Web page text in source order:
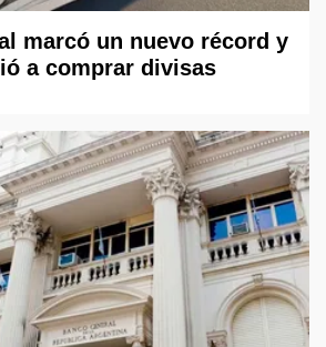
marcó un nuevo récord y
a comprar divisas